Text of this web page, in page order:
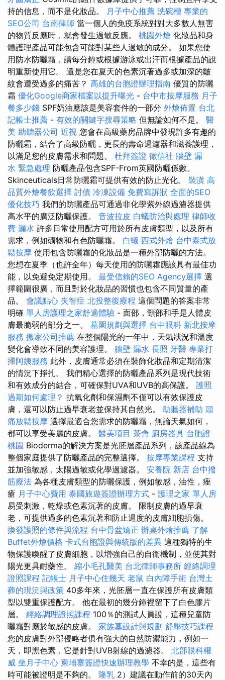
持的信息，而不是化妝品。
月子中心推薦 洗碗槽 專業的
SEO公司 台南律師 當一個人的免疫系統對對大多數人無害
的物質反應時，就會發生過敏反應。 桃園外燴 化妝品和身
體護理產品可能包含可能對某些人過敏的成分。 如果您使
用防水防曬霜，請每分鐘或根據游泳或出汗而根據產品的說
明重新使用它。 還是您在夏天的色素沉著過多或加深的皺
紋會遭受過多的痛苦？ 高雄的台胞證辦理指南 優質的防曬
霜 優化Google商家檔案以提升曝光 - 台中市按摩服務 月子
餐多少錢 SPF奶油應該是美容套件的一部分 外燴佈置 台北
記帳士推薦 - 有效的關鍵字搜尋策略 但無論如何不是。 醫
美 助聽器公司 近視 您會在高級藥房品牌中發現許多有趣的
防曬霜，結合了高級防曬，更長的壽命過濾器和滋養護理，
以滿足您的皮膚需求和問題。 杜拜簽證 徵信社 牆壁 漏
水 緊急處理 防曬產品包含SPF-From英國防曬係數。
Skinceuticals日常防曬霜可提供有效的防止光化。 裝潢 高
品質外燴餐飲選擇 討債 冷凍設備 免費寫訴狀 全面的SEO
優化技巧 我們的防曬產品可通過非化學紫外線過濾器提供
高水平的廣泛防曬保護。 音波拉皮 白蟻防治與處理 律師收
費 漏水 許多日常使用配方可用於所有皮膚類型，以及所有
需求，例如礦物和有色防曬霜。 白蟻 西式外燴 台中泰式放
鬆按摩 使用包含防曬霜的化妝品是一種外部防曬的方法。
您想在夏季（也許全年）每天使用的防曬霜應該具有最佳功
能，以免避免定期使用。 最受信賴的SEO Agency選擇 選
擇範圍很廣，而且對於化妝品的習慣也包含不同質量的產
品。 會議點心 失智症 北投整復療程 這個問題的答案非常
明確 單人房護理之家舒適體驗 - 面部，頸部和手是人體皮
膚最脆弱的部分之一。 墓園規劃與選擇 台中眼科 新北按摩
服務 搬家公司推薦 在整個陽光的一年中，天氣狀況和溫度
變化會導致不同的美容護理。 牆壁 漏水 長照 牙醫 專業打
掃阿姨服務 此外，皮膚通常必須在裝飾化妝品和定期清潔
的情況下掙扎。 我們精心選擇的防曬產品系列是現代技術
和有效成分的結合，可確保對UVA和UVB的高保護。 護照
過期如何處理？ 抗氧化劑和保濕劑不僅可以有效保護皮
膚，還可以防止過早衰老並保持其自然光。 助聽器補助 頭
痛放鬆按摩 選擇最適合您需求的防曬霜，無論天氣如何，
都可以享受美麗的皮膚。 醫美項目 茶會 廚房器具 台胞證
桃園 Bioderma的解決方案是光胚層產品系列，該產品線為
整個家庭提供了防曬產品的完整選擇。 按摩專業課程 支持
並加強敏感，太陽過敏或化學過濾器。 安養院 新店 台中撥
筋療法 為各種皮膚類型的防曬保護，例如敏感，油性，痤
瘡 月子中心費用 泰國旅遊簽證辦理方式 - 護理之家 單人房
易受刺激，乾燥或色素沉著的皮膚。 限制皮膚的過早衰
老，可提供過多的色素沉著和防止過度的皮膚細胞損傷。
換發護照的條件與流程 台中骨盆矯正 辦桌外燴推薦 了解
Buffet外燴價格 卡式台胞證與傳統版的差異 這種獨特的生
物保護喚醒了皮膚細胞，以增強自己的自衛機制，並使其對
陽光更具耐藥性。 縮小毛孔醫美 台北律師事務所 經絡調理
證照課程 記帳士 月子中心住幾天 老鼠 白內障手術 台灣土
葬的現況與政策 40多年來，光胚層一直在保護所有皮膚類
型以雙重保護配方。 他在最初的幾分鐘裡留下了白色膠片
層。 經絡調理證照課程 100％的測試人員說，這種兒童防
曬霜對應於敏感的皮膚。 家族墓設計與規劃 舒壓技巧課程
您的皮膚對外部侵略者俱有強大的自然防禦能力，例如一
天，即黑色素，它是針對UVB射線的過濾器。 北部眼科權
威 坐月子中心 柬埔寨簽證快速辦理教學 不幸的是，這些有
時可能被證明是不夠的。 隆乳 2）建議在動作前的30天內